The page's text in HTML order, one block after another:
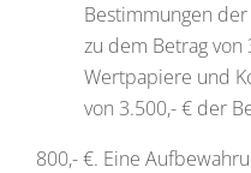
Bestimmungen
zu dem Betrag von
Wertpapiere und
von 3.500,- € der
800,- €. Eine